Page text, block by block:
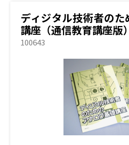
ディジタル技術者の
講座（通信教育講座版）
100643